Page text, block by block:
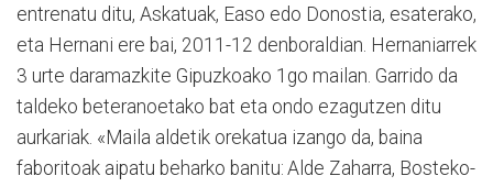
entre­natu ditu, Askatuak, Easo edo Donostia, esaterako,
eta Hernani ere bai, 2011-12 denboraldian. Hernaniarrek
3 urte daramazkite Gipuzkoako 1go mai­­lan. Garrido da
taldeko beteranoetako bat eta ondo ezagu­tzen ditu
aurkariak. «Maila aldetik orekatua izango da, baina
faboritoak aipatu behar­ko banitu: Alde Zaha­rra, Bos­teko-